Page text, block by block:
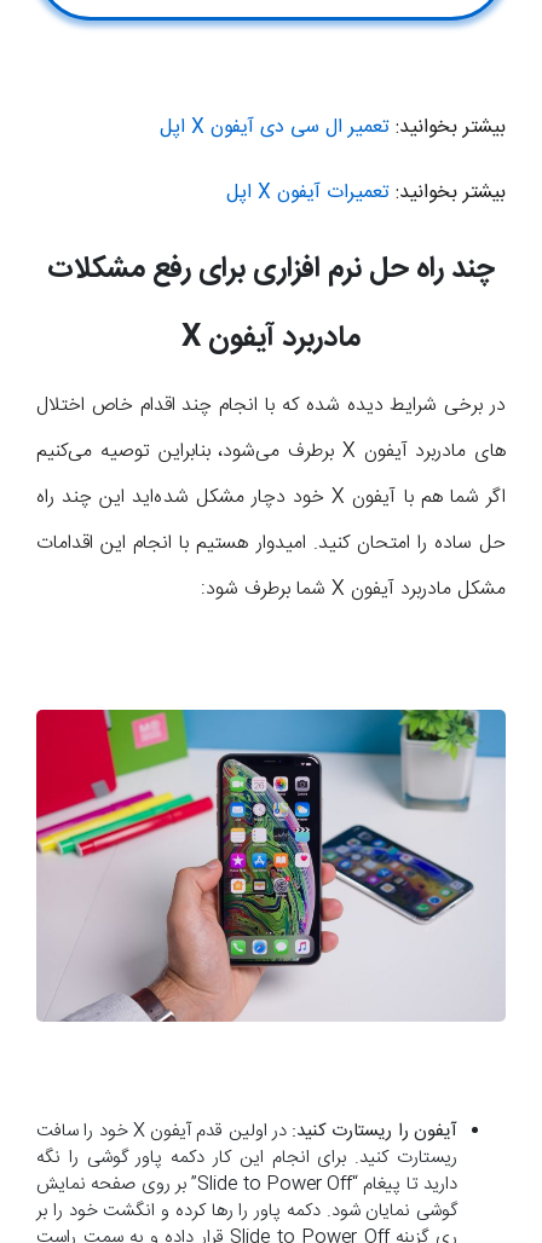
بیشتر بخوانید:تعمیر ال سی دی آیفون X اپل
بیشتر بخوانید:تعمیرات آیفون X اپل
چند راه حل نرم افزاری برای رفع مشکلات
مادربرد آیفونX
در برخی شرایط دیده شده که با انجام چند اقدام خاص اختلال
های مادربرد آیفون X برطرف می‌شود، بنابراین توصیه می‌کنیم
اگر شما هم با آیفون X خود دچار مشکل شده‌اید این چند راه
حل ساده را امتحان کنید. امیدوار هستیم با انجام این اقدامات
مشکل مادربرد آیفون X شما برطرف شود:
آیفون را ریستارت کنید:
در اولین قدم آیفون X خود را سافت
ریستارت کنید. برای انجام این کار دکمه پاور گوشی را نگه
دارید تا پیغام “Slide to Power Off” بر روی صفحه نمایش
گوشی نمایان شود. دکمه پاور را رها کرده و انگشت خود را بر